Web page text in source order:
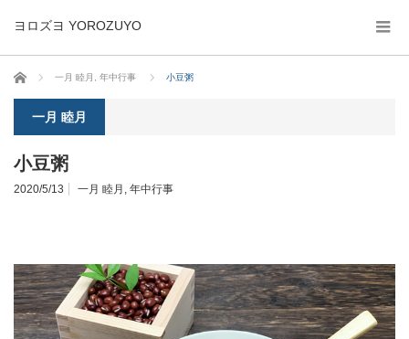
ヨロズヨ YOROZUYO
ホーム 一月 睦月 年中行事 小豆粥
一月 睦月
小豆粥
2020/5/13 一月 睦月 , 年中行事